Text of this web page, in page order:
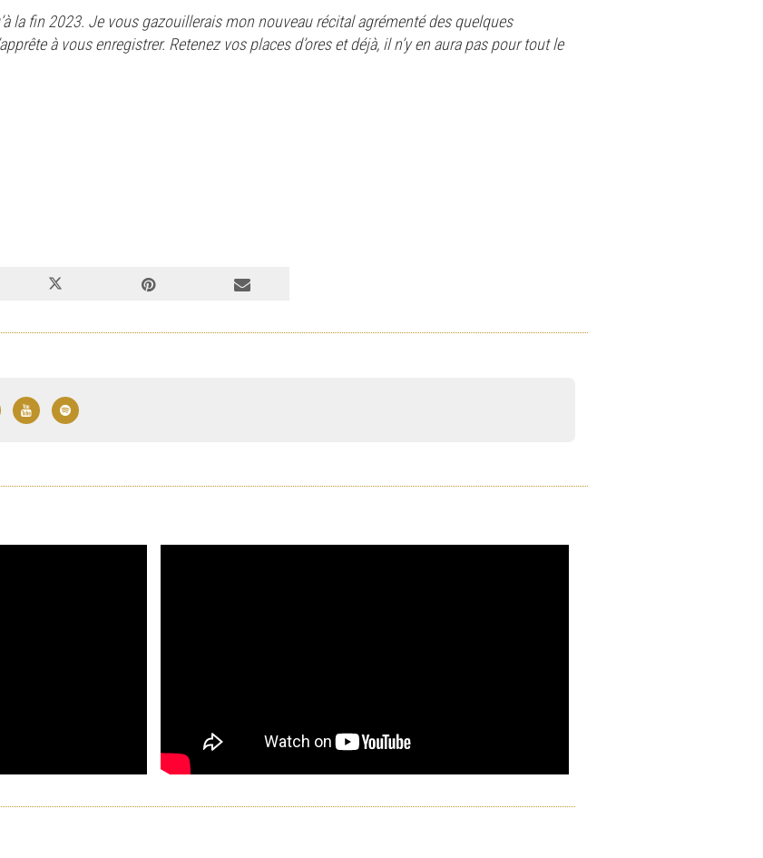
la fin 2023. Je vous gazouillerais mon nouveau récital agrémenté des quelques
à vous enregistrer. Retenez vos places d’ores et déjà, il n’y en aura pas pour tout le